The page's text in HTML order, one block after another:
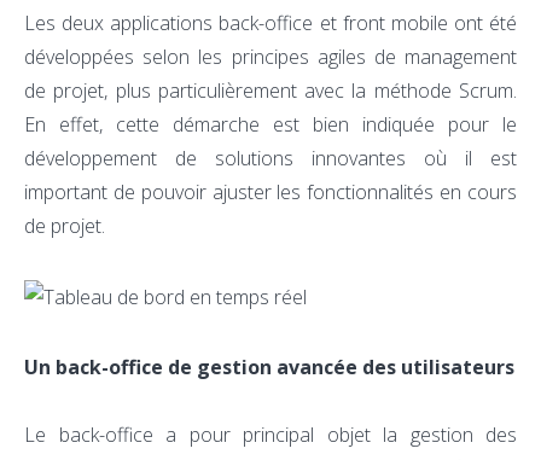
Les deux applications back-office et front mobile ont été
développées selon les principes agiles de management
de projet, plus particulièrement avec la méthode Scrum.
En effet, cette démarche est bien indiquée pour le
développement de solutions innovantes où il est
important de pouvoir ajuster les fonctionnalités en cours
de projet.
Un back-office de gestion avancée des utilisateurs
Le back-office a pour principal objet la gestion des